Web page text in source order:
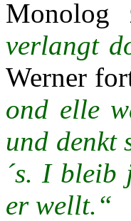
Monolog
verlangt
Werner
ond elle
und denkt
´s. I bleib
er wellt.“